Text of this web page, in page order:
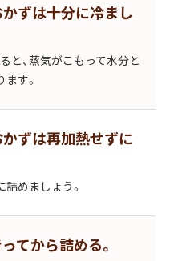
ずは十分に冷まし
と、蒸気がこもって水分と
す。
ずは再加熱せずに
めましょう。
てから詰める。